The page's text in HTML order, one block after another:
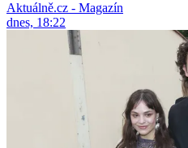
Aktuálně.cz - Magazín
dnes, 18:22